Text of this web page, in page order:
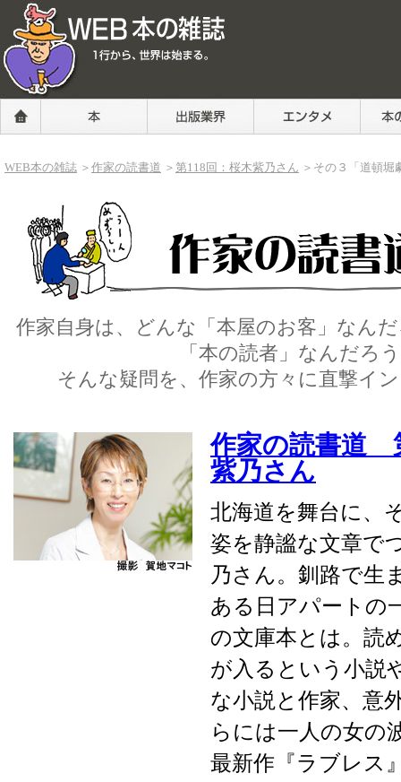
WEB本の雑誌
WEB本の雑誌 ＞ 作家の読書道 ＞ 第118回：桜木紫乃さん ＞その３「道頓堀
作家の読書道本文
作家自身は、どんな「本屋のお客」なん
「本の読者」なんだろ
そんな疑問を、作家の方々に直撃イ
作家の読書道
紫乃さん
北海道を舞台に、
姿を静謐な文章で
乃さん。釧路で生
ある日アパートの
の文庫本とは。読
が入るという小説
な小説と作家、意
らには一人の女の
最新作『ラブレス